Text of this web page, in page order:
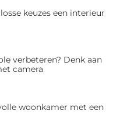
keuzes een interieur
verbeteren? Denk aan
camera
woonkamer met een